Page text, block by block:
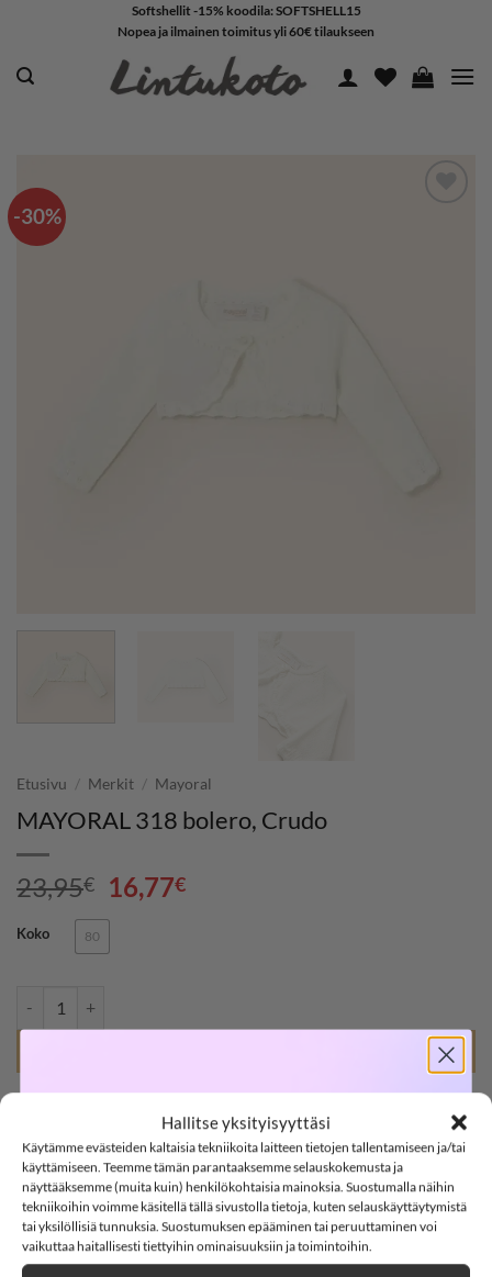
Hallitse yksityisyyttäsi
Käytämme evästeiden kaltaisia tekniikoita laitteen tietojen tallentamiseen ja/tai
käyttämiseen. Teemme tämän parantaaksemme selauskokemusta ja
näyttääksemme (muita kuin) henkilökohtaisia mainoksia. Suostumalla näihin
tekniikoihin voimme käsitellä tällä sivustolla tietoja, kuten selauskäyttäytymistä
tai yksilöllisiä tunnuksia. Suostumuksen epääminen tai peruuttaminen voi
vaikuttaa haitallisesti tiettyihin ominaisuuksiin ja toimintoihin.
content
Softshellit -15% koodila: SOFTSHELL15
Nopea ja ilmainen toimitus yli 60€ tilaukseen
-30%
Etusivu / Merkit / Mayoral
MAYORAL 318 bolero, Crudo
23,95€
Alkuperäinen
hinta
23,95€.
16,77€Nykyinen
Koko 80
668799976077
Osastot:Bf,Juhlavaatteet,Mayoral,Neuleet
Avainsana tuotteelleMayoral
SOFTSHELL
-15%
15% ALENNUS KOODILLA:SOFTSHELL15